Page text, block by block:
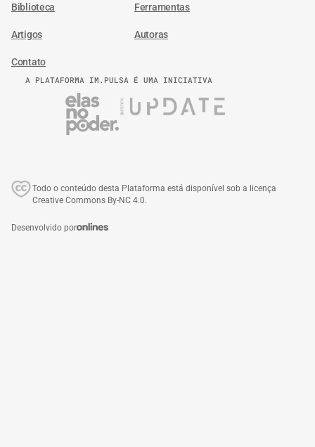
Biblioteca Ferramentas
Artigos Autoras
Contato
A PLATAFORMA IM.PULSA É UMA INICIATIVA
Todo o conteúdo desta Plataforma está disponível sob a licença
Creative Commons By-NC 4.0.
Desenvolvido por